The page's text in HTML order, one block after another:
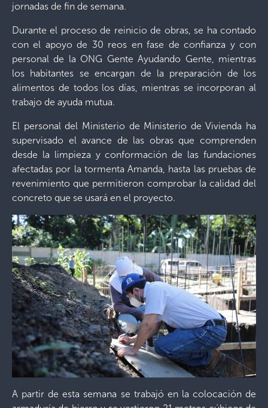
jornadas de fin de semana.
Durante el proceso de reinicio de obras, se ha contado
con el apoyo de 30 reos en fase de confianza y con
personal de la ONG Gente Ayudando Gente, mientras
los habitantes se encargan de la preparación de los
alimentos de todos los días, mientras se incorporan al
trabajo de ayuda mutua.
El personal del Ministerio de Ministerio de Vivienda ha
supervisado el avance de las obras que comprenden
desde la limpieza y conformación de las fundaciones
afectadas por la tormenta Amanda, hasta las pruebas de
revenimiento que permitieron comprobar la calidad del
concreto que se usará en el proyecto.
A partir de esta semana se trabajó en la colocación de